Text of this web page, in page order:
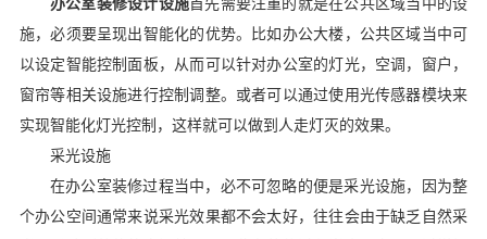
办公室装修设计设施首先需要注重的就是在公共区域当中的设
施，必须要呈现出智能化的优势。比如办公大楼，公共区域当中可
以设定智能控制面板，从而可以针对办公室的灯光，空调，窗户，
窗帘等相关设施进行控制调整。或者可以通过使用光传感器模块来
实现智能化灯光控制，这样就可以做到人走灯灭的效果。
采光设施
在办公室装修过程当中，必不可忽略的便是采光设施，因为整
个办公空间通常来说采光效果都不会太好，往往会由于缺乏自然采